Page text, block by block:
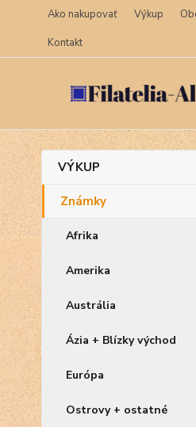
Ako nakupovať Výkup
Kontakt
VÝKUP
Známky
Afrika
Amerika
Austrália
Ázia + Blízky východ
Európa
Ostrovy + ostatné